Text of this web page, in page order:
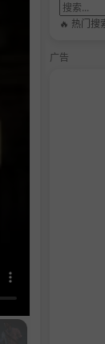
🔥 热门搜
广告